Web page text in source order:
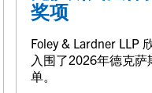
奖项
Foley & Lardner LLP
入围了2026年德克
单。